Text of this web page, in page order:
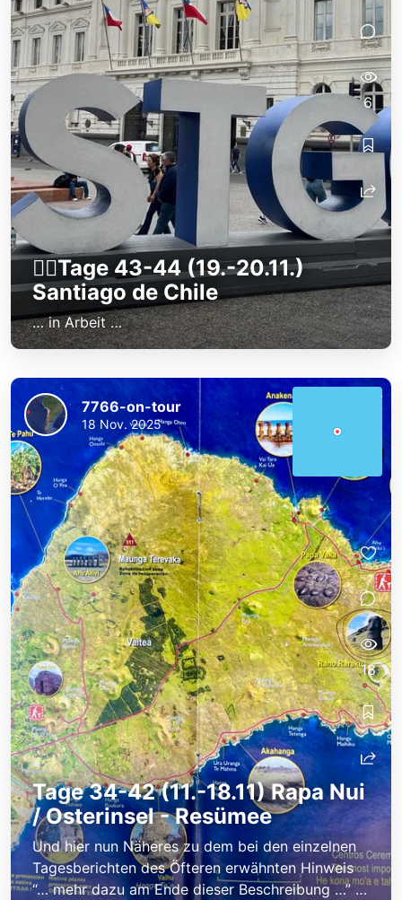
👷‍♂️Tage 43-44 (19.-20.11.)
Santiago de Chile
… in Arbeit …
6
Tage 34-42 (11.-18.11) Rapa Nui
/ Osterinsel - Resümee
Und hier nun Näheres zu dem bei den einzelnen
Tagesberichten des Öfteren erwähnten Hinweis
“… mehr dazu am Ende dieser Beschreibung …” …
7766-on-tour
18 Nov. 2025
18